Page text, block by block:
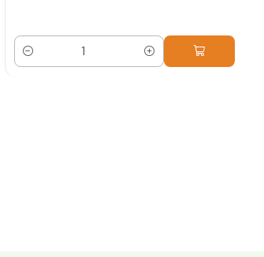
Quantidade